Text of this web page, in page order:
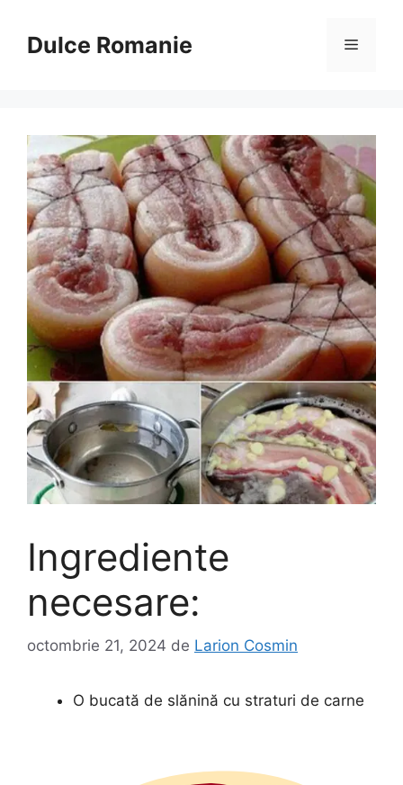
conținutDulce Romanie Meniu
Ingrediente
necesare:
octombrie 21, 2024 de Larion Cosmin
O bucată de slănină cu straturi de carne